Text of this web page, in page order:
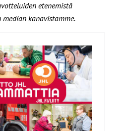
etenemistä
kanavistamme.